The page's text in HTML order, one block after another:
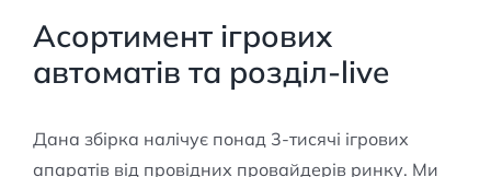
Асортимент ігрових
автоматів та розділ-live
Дана збірка налічує понад 3-тисячі ігрових
апаратів від провідних провайдерів ринку. Ми